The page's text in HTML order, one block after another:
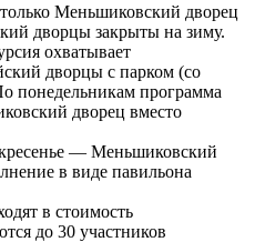
Меньшиковский дворец
дворцы закрыты на зиму.
охватывает
дворцы с парком (со
понедельникам программа
дворец вместо
— Меньшиковский
в виде павильона
в стоимость
до 30 участников